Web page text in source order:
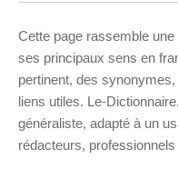
Cette page rassemble
ses principaux sens en
pertinent, des
liens utiles. Le-
généraliste, adapté à un
rédacteurs,